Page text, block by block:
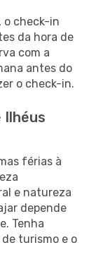
o check-in
da hora de
com a
antes do
o check-in.
Ilhéus
férias à
e natureza
depende
Tenha
turismo e o